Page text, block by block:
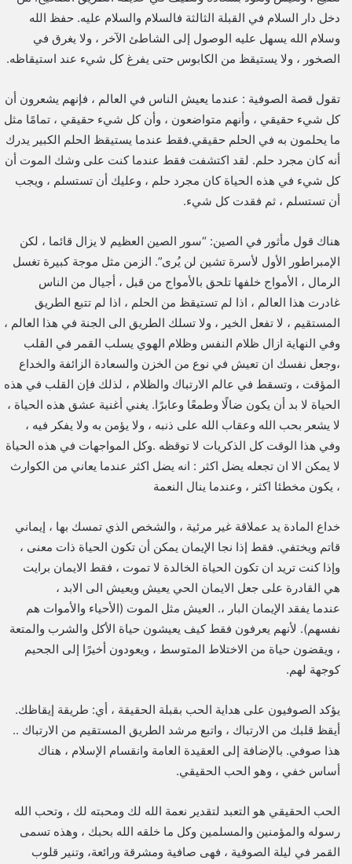
دخل دار السلام في القبلة الثالثة فالسلام والسلام عليه. حفظ الله
وسلام الله يسهل عليه الوصول إلى الشاطئ الآخر ، ولا يغرق في
الصخور ، ولا يستيقظ من الكابوس حتى يفرغ كل شيء عند استيقاظه.
تقول قصة الصوفية : عندما يعيش الناس في العالم ، فإنهم يشعرون أن
كل شيء حقيقي ، وأنهم متواضعون ، وأن كل شيء حقيقي ، تمامًا مثل
ما يحلمون به في الحلم حقيقي.فقط عندما يستيقظ الحلم الكبير يدرك
أنه كان مجرد حلم. لقد اكتشفت فقط عندما كنت على وشك الموت أن
كل شيء في هذه الحياة كان مجرد حلم ، وعليك أن تستسلم ، ويجب
أن تستسلم ، ثم فقدت كل شيء.
هناك قول مأثور في الصين: “سور الصين العظيم لا يزال قائما ، لكن
الإمبراطور الأول لأسرة تشين لن يُرى”. الزمن مثل موجة كبيرة تغسل
الرمال ، الأمواج خلفها تلحق بالأمواج من قبل ، أجيال من الناس
غادرت هذا العالم ، اذا لم تستيقظ من الحلم ، اذا لم تتبع الطريق
المستقيم ، لا تفعل الخير ، ولا تسلك الطريق الى الجنة في هذا العالم ،
وفي النهاية ازال ظلام النفس وظلام الهوي يسلب القمر في القلب
،وجعل نفسك ان تعيش في نوع من الخزن والسعادة الزائفة والخداع
المؤقت ، وتسقط في عالم الارتباك والظلام ، لذلك فإن القلب في هذه
الحياة لا بد أن يكون ضالًا وطمعًا وعابرًا. يغني أغنية عشق هذه الحياة ،
لا يشعر بحب الله وعقاب الله على ذنبه ، ولا يؤمن به ولا يفكر فيه ،
وفي هذا الوقت كل الذكريات لا توقظه .وكل المواجهات في هذه الحياة
لا يمكن الا ان تجعله يضل اكثر : انه يضل اكثر عندما يعاني من الكوارث
، يكون مخطئا اكثر ، وعندما ينال النعمة
خداع المادة يد عملاقة غير مرئية ، والشخص الذي تمسك بها ، إيماني
قاتم ويختفي. فقط إذا نجا الإيمان يمكن أن تكون الحياة ذات معنى ،
وإذا كنت تريد ان تكون الحياة الخالدة لا تموت ، فقط الايمان برايت
هي القادرة على جعل الايمان الحي يعيش ويعيش الى الابد ،
عندما يفقد الإيمان البار ،. العيش مثل الموت (الأحياء والأموات هم
نفسهم). لأنهم يعرفون فقط كيف يعيشون حياة الأكل والشرب والمتعة
، ويقضون حياة من الاختلاط المتوسط ​​، ويعودون أخيرًا إلى الجحيم
كوجهة لهم.
يؤكد الصوفيون على هداية الحب بقبلة الحقيقة ، أي: طريقة إيقاظك.
أيقظ قلبك من الارتباك ، واتبع مرشد الطريق المستقيم من الارتباك ..
هذا صوفي. بالإضافة إلى العقيدة العامة وانقسام الإسلام ، هناك
أساس خفي ، وهو الحب الحقيقي.
الحب الحقيقي هو التعبد لتقدير نعمة الله لك ومحبته لك ، وتحب الله
رسوله والمؤمنين والمسلمين وكل ما خلقه الله بحبك ، وهذه تسمى
القمر في ليلة الصوفية ، فهى صافية ومشرقة ورائعة، وتنير قلوب